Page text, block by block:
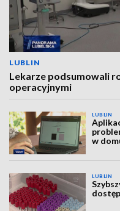
LUBLIN
Lekarze podsumowali
operacyjnymi
LUBLIN
w
LUBLIN